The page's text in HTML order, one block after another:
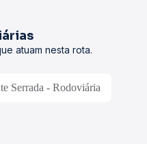
atuam nesta rota.
Serrada - Rodoviária